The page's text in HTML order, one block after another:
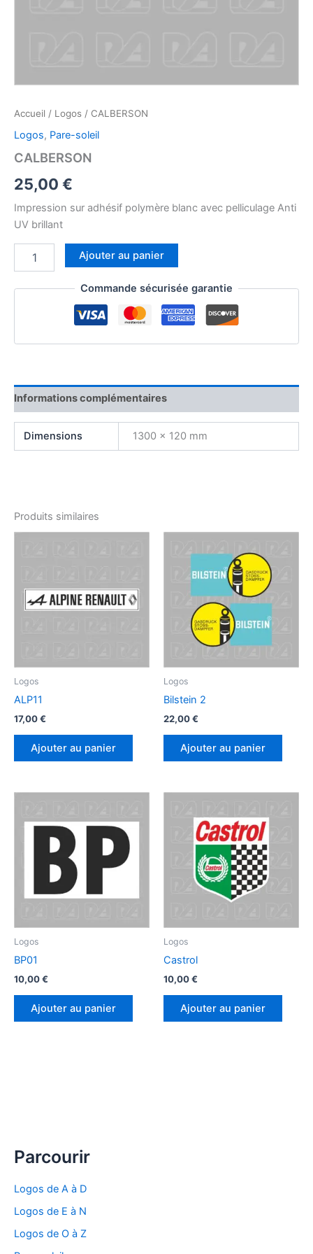
Parcourir
Logos de A à D
Logos de E à N
Logos de O à Z
Accueil / Logos / CALBERSON
Logos, Pare-soleil
CALBERSON
25,00 €
Impression sur adhésif polymère blanc avec pelliculage Anti
UV brillant
Ajouter au panier
Commande sécurisée garantie
Informations complémentaires
Dimensions 1300 × 120 mm
Produits similaires
Logos
ALP11
17,00€
Ajouter au panier
Logos
Bilstein 2
22,00€
Ajouter au panier
Logos
BP01
10,00€
Ajouter au panier
Logos
Castrol
10,00€
Ajouter au panier